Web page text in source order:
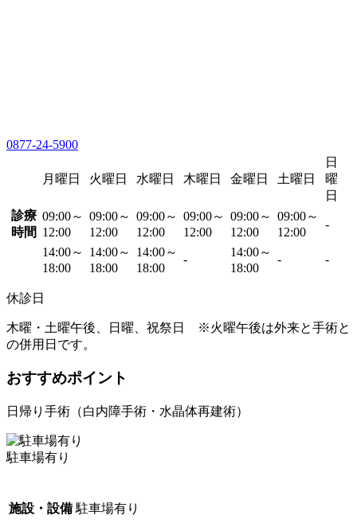
0877-24-5900
月曜日 火曜日 水曜日 木曜日 金曜日 土曜日
日
曜
日
診療
時間
09:00～
12:00
09:00～
12:00
09:00～
12:00
09:00～
12:00
09:00～
12:00
09:00～
12:00
-
14:00～
18:00
14:00～
18:00
14:00～
18:00
-
14:00～
18:00
- -
休診日
木曜・土曜午後、日曜、祝祭日 ※火曜午後は外来と手術と
の併用日です。
おすすめポイント
日帰り手術（白内障手術・水晶体再建術）
駐車場有り
施設・設備 駐車場有り